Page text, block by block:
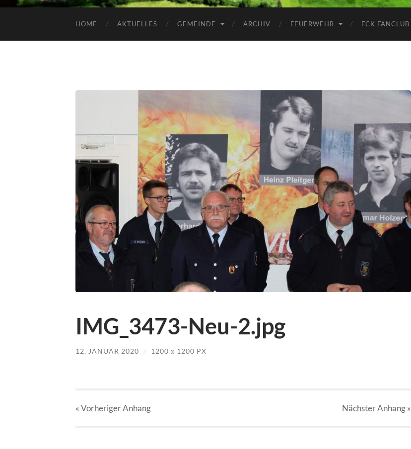
HOME AKTUELLES GEMEINDE ARCHIV FEUERWEHR FCK FANCLUB
IMG_3473-Neu-2.jpg
12. JANUAR 2020 / 1200 x 1200 PX
« VorherigerAnhang NächsterAnhang»